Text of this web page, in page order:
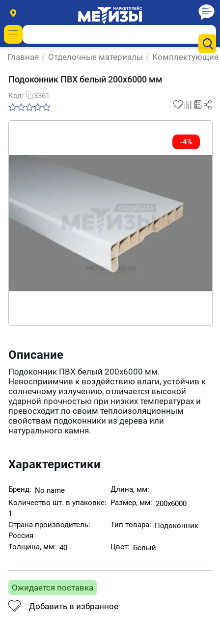
Главная / Отделочные материалы / Комплектующие
Подоконник ПВХ белый 200х6000 мм
Код: 3361
-4%
Описание
Подоконник ПВХ белый 200х6000 мм.
Невосприимчив к воздействию влаги, устойчив к
солнечному излучению, отличается высокой
ударной прочностью при низких температурах и
превосходит по своим теплоизоляционным
свойствам подоконники из дерева или
натурального камня.
Характеристики
Бренд: No name
Длина, мм:
Количество шт. в упаковке:
1
Размер, мм: 200х6000
Страна производитель:
Россия
Тип товара: Подоконник
Толщина, мм: 40 Цвет: Белый
Ожидается поставка
Добавить в избранное